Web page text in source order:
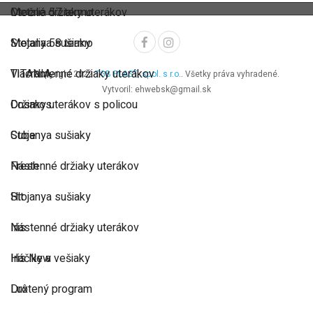
Metalia 57 termo
Metalia 58 termo
TITANIA
Cosmos
Cube
Fresh
Hit
Iris
Iris New
Lux
Otočné držiaky uterákov
Stojanya sušiaky
Viacramenné držiaky uterákov
Držiaky uterákov s policou
Stojanya sušiaky
Nástenné držiaky uterákov
Stojanya sušiaky
Nástenné držiaky uterákov
Háčiky a vešiaky
Drôtený program
Copyright 2022TGB PLAST, spol. s r.o.. Všetky práva vyhradené.
Vytvoril: ehwebsk@gmail.sk